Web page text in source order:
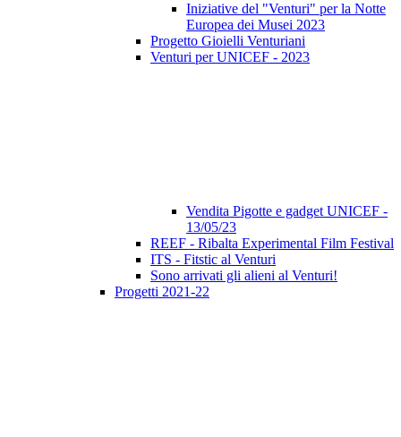
Iniziative del "Venturi" per la Notte
Europea dei Musei 2023
Progetto Gioielli Venturiani
Venturi per UNICEF - 2023
Vendita Pigotte e gadget UNICEF -
13/05/23
REEF - Ribalta Experimental Film Festival
ITS - Fitstic al Venturi
Sono arrivati gli alieni al Venturi!
Progetti 2021-22